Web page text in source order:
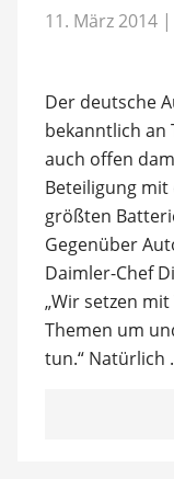
11. März 2014 |
Der deutsche
bekanntlich
auch offen
Beteiligung
größten
Gegenüber
Daimler-Chef
„Wir setzen
Themen um
tun.“ Natürlich